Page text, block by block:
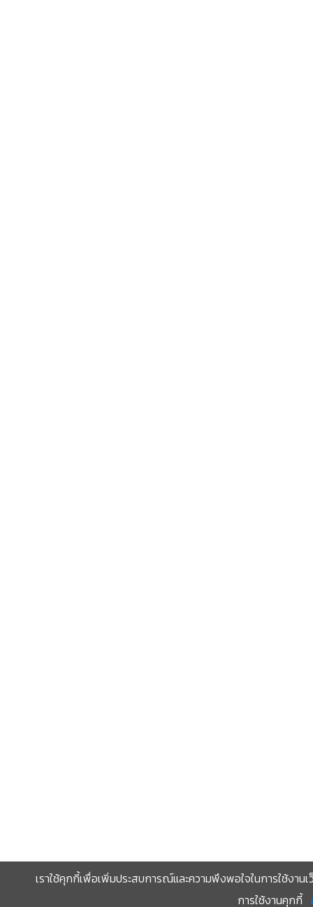
เราใช้คุกกี้เพื่อเพิ่มประสบการณ์และความพึงพอใจในการใช้งา
การใช้งานคุกกี้